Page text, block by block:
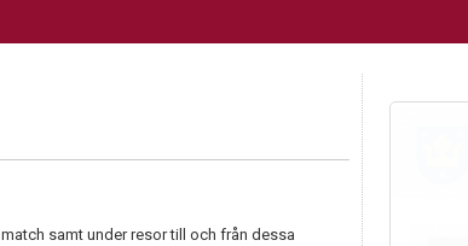
samt under resor till och från dessa